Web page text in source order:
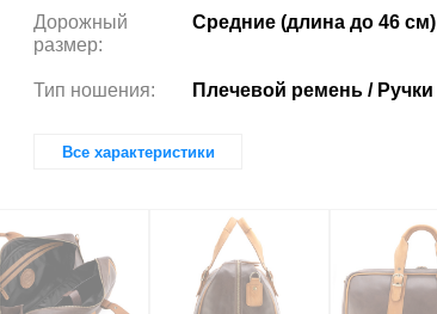
Дорожный
размер:
Средние (длина до 46 см)
Тип ношения: Плечевой ремень / Ручки
Все характеристики